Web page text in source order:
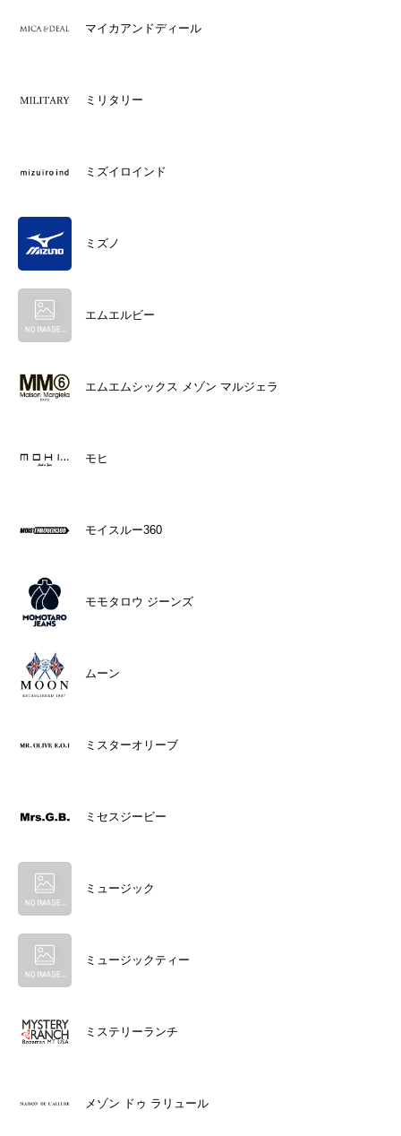
マイカアンドディール
ミリタリー
ミズイロインド
ミズノ
エムエルビー
エムエムシックス メゾン マルジェラ
モヒ
モイスルー360
モモタロウ ジーンズ
ムーン
ミスターオリーブ
ミセスジービー
ミュージック
ミュージックティー
ミステリーランチ
メゾン ドゥ ラリュール